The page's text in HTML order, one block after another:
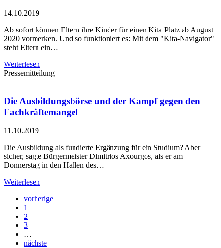
14.10.2019
Ab sofort können Eltern ihre Kinder für einen Kita-Platz ab August
2020 vormerken. Und so funktioniert es: Mit dem "Kita-Navigator"
steht Eltern ein…
Weiterlesen
Pressemitteilung
Die Ausbildungsbörse und der Kampf gegen den
Fachkräftemangel
11.10.2019
Die Ausbildung als fundierte Ergänzung für ein Studium? Aber
sicher, sagte Bürgermeister Dimitrios Axourgos, als er am
Donnerstag in den Hallen des…
Weiterlesen
vorherige
1
2
3
…
nächste